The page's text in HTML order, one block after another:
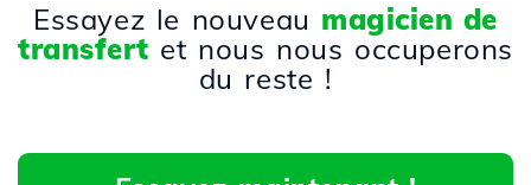
Essayez le nouveau magicien de
transfert et nous nous occuperons
du reste !